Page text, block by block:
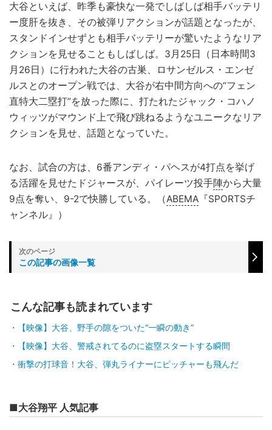
大谷といえば、昨季も豪快な一発でしばしば相手バッテリ
ー度肝を抜き、その被弾リアクションが話題となったが、
スタンドインせずとも相手バッテリーが驚いたようなリア
クションを見せることもしばしば。3月25日（日本時間3
月26日）に行われた大谷の古巣、ロサンゼルス・エンゼ
ルスとのオープン戦では、大谷が右中間方向への“フェン
直特大二塁打”を放った際に、打たれたジャック・コハノ
ウィッツがマウンド上で飛び跳ねるようなユニークなリア
クションを見せ、話題となっていた。
なお、試合の方は、6番アンディ・パヘスが4打点を挙げ
る活躍を見せたドジャースが、パイレーツ投手陣から大量
9点を奪い、9-2で快勝している。（ABEMA 『SPORTSチ
ャンネル』）
この記事の画像一覧
こんな記事も読まれています
【映像】大谷、野手の隙をついた“一瞬の動き”
【映像】大谷、警戒されてるのに盗塁スタートする瞬間
衝撃の打球音！大谷、弾丸ライナーにピッチャーも飛んだ
■大谷翔平 人気記事